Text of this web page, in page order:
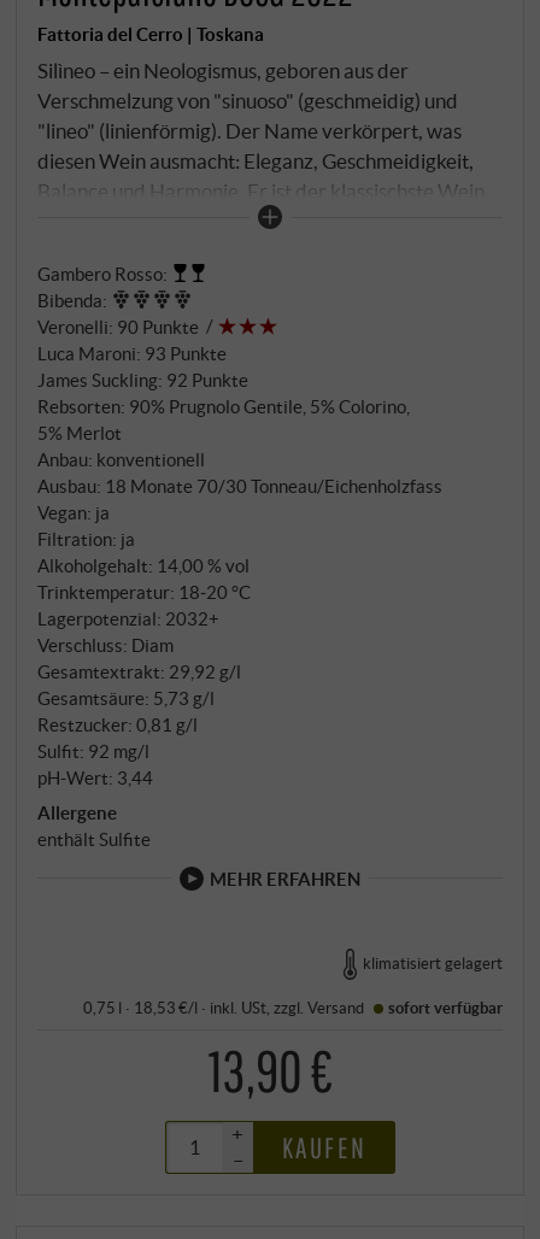
Fattoria del Cerro | Toskana
Silìneo – ein Neologismus, geboren aus der
Verschmelzung von "sinuoso" (geschmeidig) und
"lineo" (linienförmig). Der Name verkörpert, was
diesen Wein ausmacht: Eleganz, Geschmeidigkeit,
Balance und Harmonie. Er ist der klassischste Wein
von Fattoria del Cerro und seit Jahren der
Sangiovese (lokal Prugnolo Gentile genannt) und
zehn Prozent Merlot und Colorino, aus Weinbergen
in Acquaviva di Montepulciano auf Böden aus
marinem Pliozän mit Ton und Schluff zwischen 250
und 400 Metern Höhe. Nach der Handlese erfolgt
die Vergärung mit Mazeration bei 24 bis 28°C mit
täglichen Überläufen und Délestage. Anschließend
reift der Wein sieben Monate in Tonneaux, gefolgt
von elf Monaten in großen slawonischen
Eichenfässern.
Gambero Rosso:
Bibenda:
Veronelli: 90 Punkte
Luca Maroni: 93 Punkte
James Suckling: 92 Punkte
Rebsorten: 90% Prugnolo Gentile, 5% Colorino,
5% Merlot
Anbau: konventionell
Ausbau: 18 Monate 70/30 Tonneau/Eichenholzfass
Vegan: ja
Filtration: ja
Alkoholgehalt: 14,00 % vol
Trinktemperatur: 18‑20 °C
Lagerpotenzial: 2032+
Verschluss: Diam
Gesamtextrakt: 29,92 g/l
Gesamtsäure: 5,73 g/l
Restzucker: 0,81 g/l
Sulfit: 92 mg/l
pH-Wert: 3,44
Allergene
enthält Sulfite
MEHR ERFAHREN
klimatisiert gelagert
0,75 l · 18,53 €/l · inkl. USt , zzgl.Versand sofort verfügbar
13,90 €
+
–
KAUFEN